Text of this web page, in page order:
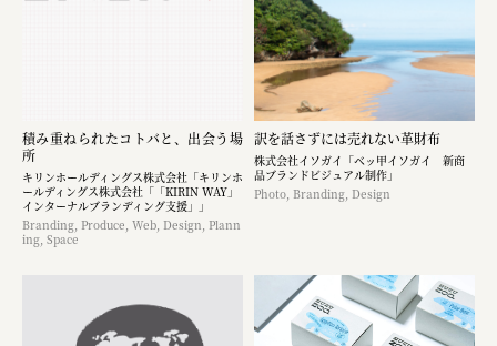
積み重ねられたコトバと、出会う場
所
キリンホールディングス株式会社「キリンホ
ールディングス株式会社「「KIRIN WAY」
インターナルブランディング支援」」
Branding, Produce, Web, Design, Plann
ing, Space
訳を話さずには売れない革財布
株式会社イソガイ「ベッ甲イソガイ 新商
品ブランドビジュアル制作」
Photo, Branding, Design